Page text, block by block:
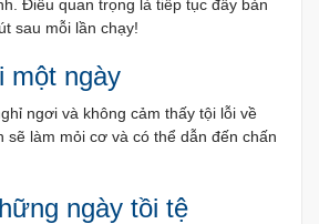
Điều quan trọng là tiếp tục đẩy bản
sau mỗi lần chạy!
một ngày
ngơi và không cảm thấy tội lỗi về
sẽ làm mỏi cơ và có thể dẫn đến chấn
ngày tồi tệ